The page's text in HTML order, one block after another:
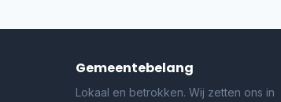
Gemeentebelang
Lokaal en betrokken. Wij zetten ons in